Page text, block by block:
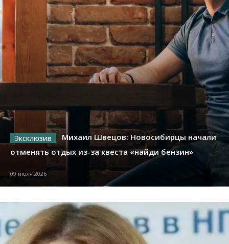
Михаил Швецов: Новосибирцы начали
отменять отдых из-за квеста «найди бензин»
09 июля 2026